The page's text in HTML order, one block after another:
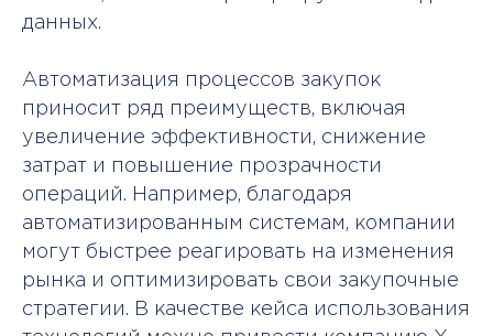
данных.
Автоматизация процессов закупок
приносит ряд преимуществ, включая
увеличение эффективности, снижение
затрат и повышение прозрачности
операций. Например, благодаря
автоматизированным системам, компании
могут быстрее реагировать на изменения
рынка и оптимизировать свои закупочные
стратегии. В качестве кейса использования
+998 (71) 203-02-04
Режим работы приемной комиссии
Пн — Пт c 10:00 до 19:00